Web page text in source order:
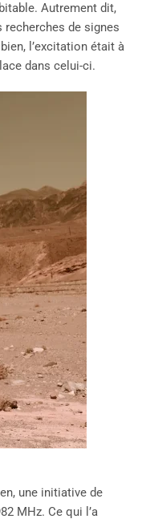
Autrement dit,
de signes
l’excitation était à
dans celui-ci.
une initiative de
MHz. Ce qui l’a